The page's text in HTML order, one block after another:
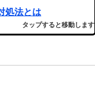
処法とは
タップすると移動します